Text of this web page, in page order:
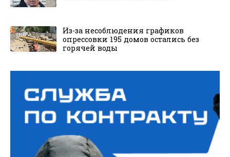
Из-за несоблюдения графиков
опрессовки 195 домов остались без
горячей воды